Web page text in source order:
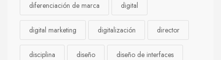
diferenciación de marca digital
digital marketing digitalización director
disciplina diseño diseño de interfaces